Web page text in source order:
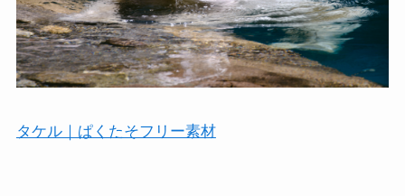
タケル｜ぱくたそフリー素材